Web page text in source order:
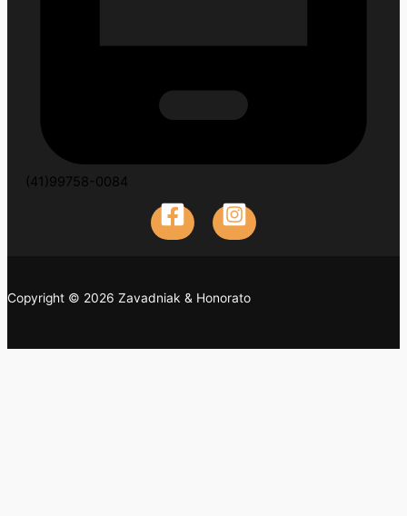
(41)99758-0084
Copyright © 2026 Zavadniak & Honorato